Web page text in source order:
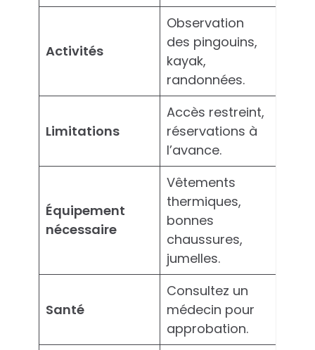
Activités
Observation
des pingouins,
kayak,
randonnées.
Limitations
Accès restreint,
réservations à
l’avance.
Équipement
nécessaire
Vêtements
thermiques,
bonnes
chaussures,
jumelles.
Santé
Consultez un
médecin pour
approbation.